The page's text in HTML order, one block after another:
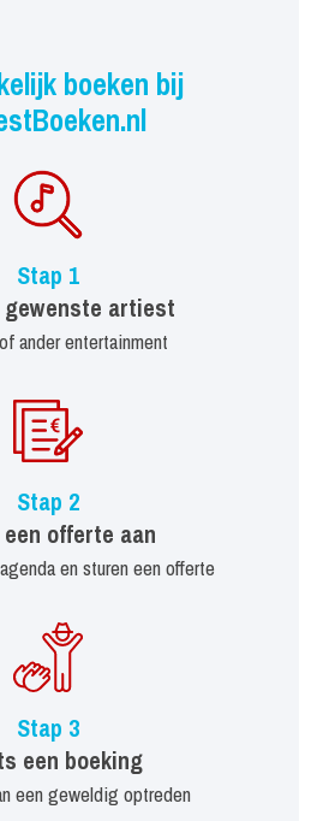
boeken bij
Stap 1
gewenste artiest
ander entertainment
Stap 2
offerte aan
en sturen een offerte
Stap 3
een boeking
een geweldig optreden